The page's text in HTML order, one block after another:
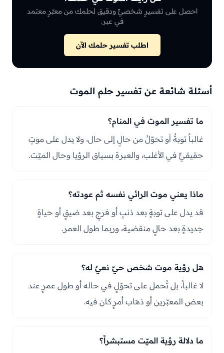
احصل على تفسيرٍ شخصيٍّ ودقيق لحلمك من معبّرٍ معتمد
في عبر.
اطلب تفسير حلمك الآن
أسئلة شائعة عن تفسير حلم الموت
ما تفسير الموت في المنام؟
غالباً توبةٌ أو تحوّلٌ من حالٍ إلى حال، ولا يدل على موتٍ
حقيقيٍّ في الأغلب، والعبرة بسياق الرؤيا وحال الميّت.
ماذا يعني موت الرائي نفسه ثم عودته؟
قد يدل على توبةٍ بعد ذنبٍ أو فرجٍ بعد ضيقٍ أو حياةٍ
جديدةٍ بعد حالٍ منقضية، وربما طول العمر.
هل رؤية موت شخص حيّ نعيٌ له؟
لا غالباً، بل تُحمل على تحوّلٍ في حاله أو طول عمرٍ عند
بعض المعبّرين أو ذهاب أمرٍ كان فيه.
ما دلالة رؤية الميّت مستبشراً؟